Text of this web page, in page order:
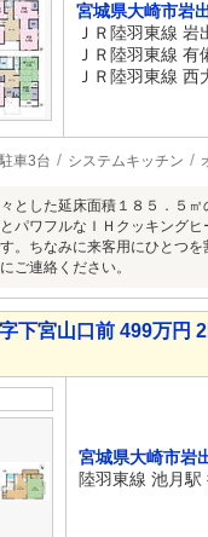
宮城県大崎市岩
ＪＲ陸羽東線
ＪＲ陸羽東線
ＪＲ陸羽東線
駐車3台 システムキッチン
とした延床面積１８５．５
パワフルなＩＨクッキング
。ちなみに来客用にひとつ
ご連絡ください。
下宮山口前 499万円
宮城県大崎市岩
陸羽東線 池月駅